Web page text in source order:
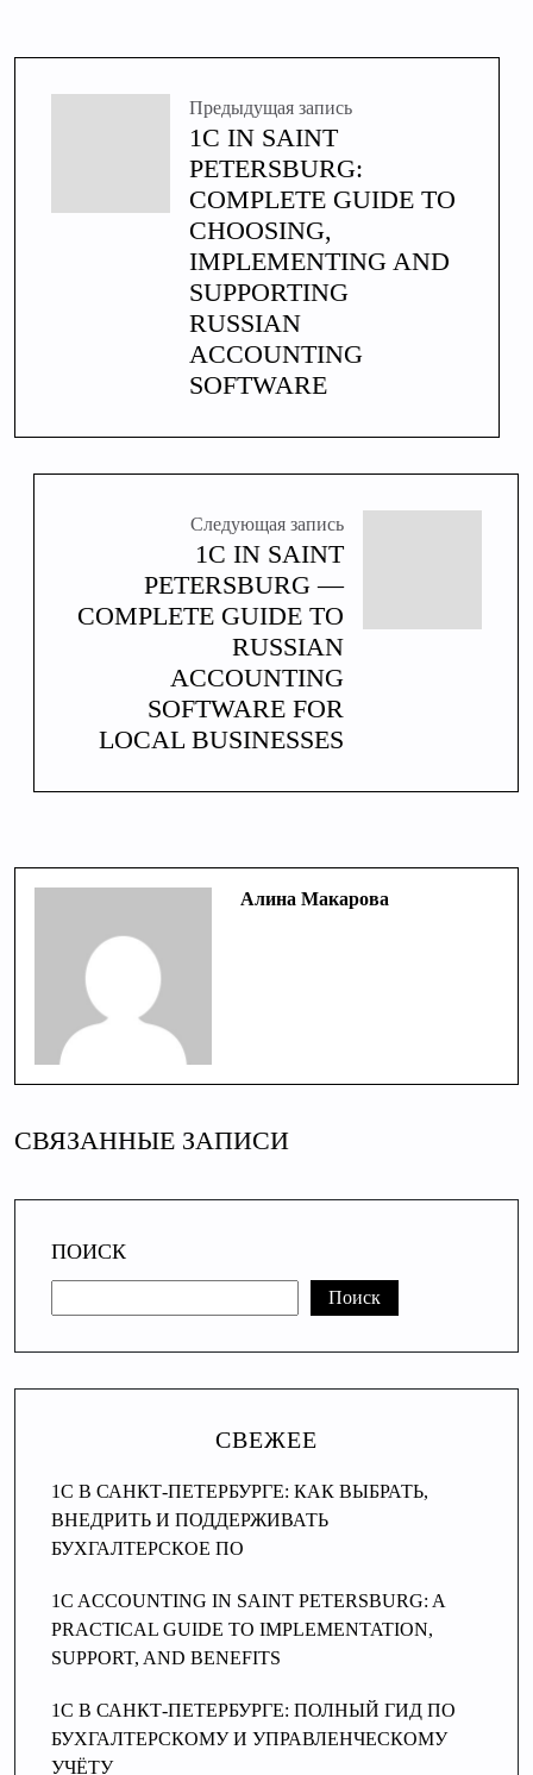
Предыдущая запись
1C IN SAINT
PETERSBURG:
COMPLETE GUIDE TO
CHOOSING,
IMPLEMENTING AND
SUPPORTING
RUSSIAN
ACCOUNTING
SOFTWARE
Следующая запись
1C IN SAINT
PETERSBURG —
COMPLETE GUIDE TO
RUSSIAN
ACCOUNTING
SOFTWARE FOR
LOCAL BUSINESSES
Алина Макарова
СВЯЗАННЫЕ ЗАПИСИ
ПОИСК
Поиск
СВЕЖЕЕ
1С В САНКТ-ПЕТЕРБУРГЕ: КАК ВЫБРАТЬ,
ВНЕДРИТЬ И ПОДДЕРЖИВАТЬ
БУХГАЛТЕРСКОЕ ПО
1C ACCOUNTING IN SAINT PETERSBURG: A
PRACTICAL GUIDE TO IMPLEMENTATION,
SUPPORT, AND BENEFITS
1C В САНКТ-ПЕТЕРБУРГЕ: ПОЛНЫЙ ГИД ПО
БУХГАЛТЕРСКОМУ И УПРАВЛЕНЧЕСКОМУ
УЧЁТУ